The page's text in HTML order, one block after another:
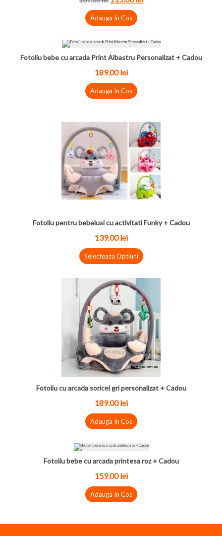
Adauga In Cos
Fotoliu bebe cu arcada Print Albastru Personalizat + Cadou
189.00 lei
Adauga In Cos
Fotoliu pentru bebelusi cu activitati Funky + Cadou
139.00 lei
Selecteaza Optiuni
Fotoliu cu arcada soricel gri personalizat + Cadou
189.00 lei
Adauga In Cos
Fotoliu bebe cu arcada printesa roz + Cadou
159.00 lei
Adauga In Cos